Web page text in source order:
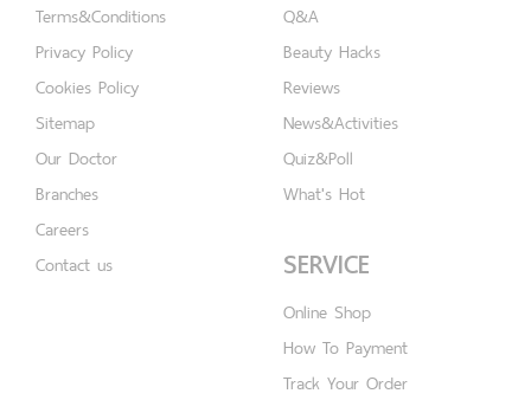
Terms&Conditions
Privacy Policy
Cookies Policy
Sitemap
Our Doctor
Branches
Careers
Contact us
Q&A
Beauty Hacks
Reviews
News&Activities
Quiz&Poll
What's Hot
SERVICE
Online Shop
How To Payment
Track Your Order